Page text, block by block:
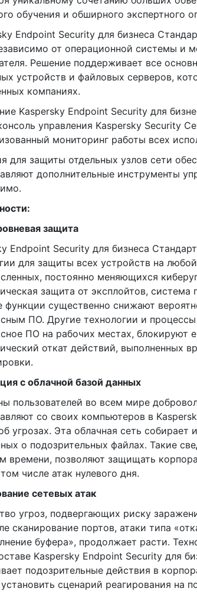
обучения и обширного экспертного
Endpoint Security для бизнеса
от операционной системы и
Решение поддерживает все
устройств и файловых серверов,
компаниях.
Kaspersky Endpoint Security для
управления Kaspersky Security
мониторинг работы всех
для защиты отдельных узлов сети
дополнительные инструменты
защита
Endpoint Security для бизнеса
для защиты всех устройств на
постоянно меняющихся
защита от эксплойтов,
функции существенно снижают
ПО. Другие технологии и
ПО на рабочих местах, блокируют
откат действий, выполненных
с облачной базой данных
пользователей во всем мире
со своих компьютеров в
угрозах. Эта облачная сеть
о подозрительных файлах. Такие
времени, позволяют защищать
числе атак нулевого дня.
сетевых атак
угроз, подвергающих риску
сканирование портов, атаки типа
буфера», продолжает расти.
Kaspersky Endpoint Security для
подозрительные действия в
сценарий реагирования на